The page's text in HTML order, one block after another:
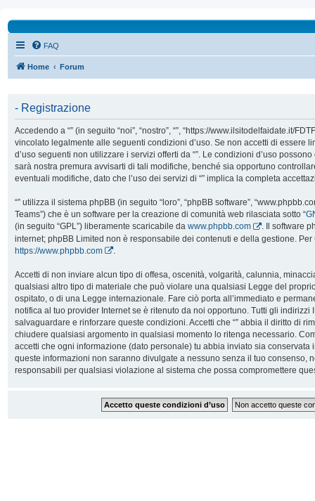
FAQ
Home Forum
- Registrazione
Accedendo a “” (in seguito “noi”, “nostro”, “”, “https://www.ilsitodelfaidate.it/
vincolato legalmente alle seguenti condizioni d’uso. Se non accetti di essere
d’uso seguenti non utilizzare i servizi offerti da “”. Le condizioni d’uso
sarà nostra premura avvisarti di tali modifiche, benché sia opportuno
eventuali modifiche, dato che l’uso dei servizi di “” implica la completa
“” utilizza il sistema phpBB (in seguito “loro”, “phpBB software”,
Teams”) che è un software per la creazione di comunità web rilasciata sotto “
(in seguito “GPL”) liberamente scaricabile da www.phpbb.com
. Il software
internet; phpBB Limited non è responsabile dei contenuti e della gestione.
https://www.phpbb.com
Accetti di non inviare alcun tipo di offesa, oscenità, volgarità, calunnia,
qualsiasi altro tipo di materiale che può violare una qualsiasi Legge del
ospitato, o di una Legge internazionale. Fare ciò porta all’immediato e
notifica al tuo provider Internet se è ritenuto da noi opportuno. Tutti gli indirizzi
salvaguardare e rinforzare queste condizioni. Accetti che “” abbia il diritto di
chiudere qualsiasi argomento in qualsiasi momento lo ritenga necessario.
accetti che ogni informazione (dato personale) tu abbia inviato sia conservata
queste informazioni non saranno divulgate a nessuno senza il tuo consenso,
responsabili per qualsiasi violazione al sistema che possa compromettere